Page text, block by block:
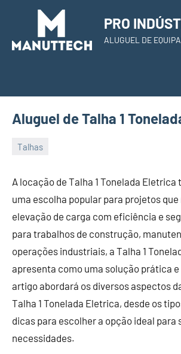
content
PRO
ALUGUEL DE
Aluguel de Talha 1
Talhas
November
de
2023
A locação de Talha 1 Tonelada Eletrica
uma escolha popular para projetos
elevação de carga com eficiência e
para trabalhos de construção,
operações industriais, a Talha 1
apresenta como uma solução prática
artigo abordará os diversos aspectos
Talha 1 Tonelada Eletrica, desde os
dicas para escolher a opção ideal para
necessidades.